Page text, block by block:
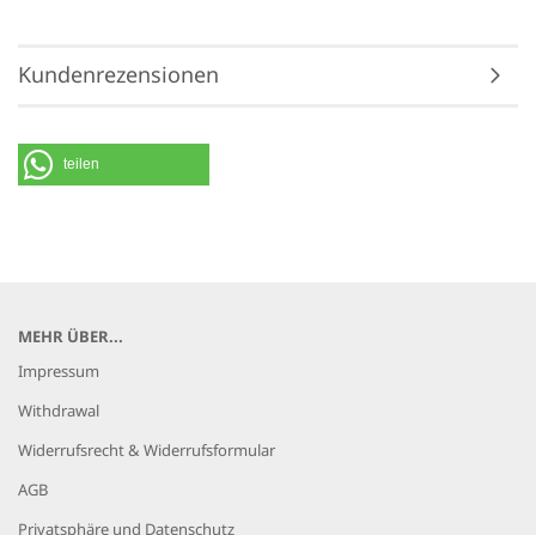
Kundenrezensionen
teilen
MEHR ÜBER...
Impressum
Withdrawal
Widerrufsrecht & Widerrufsformular
AGB
Privatsphäre und Datenschutz